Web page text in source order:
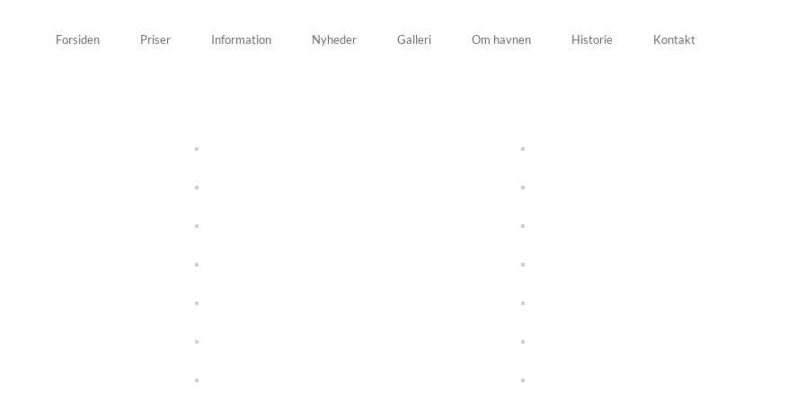
Forsiden Priser Information Nyheder Galleri Om havnen Historie Kontakt